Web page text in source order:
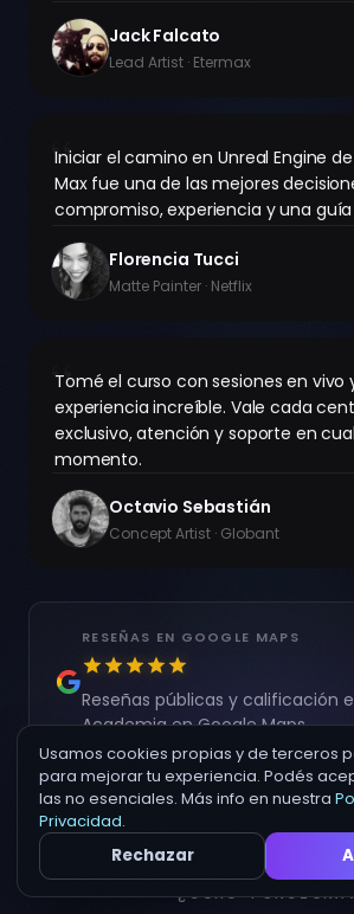
Jack Falcato
Lead Artist · Etermax
“
Iniciar el camino en Unreal Engine
Max fue una de las mejores
compromiso, experiencia y una
Florencia Tucci
Matte Painter · Netflix
“
Tomé el curso con sesiones en vivo
experiencia increíble. Vale cada
exclusivo, atención y soporte en
momento.
Octavio Sebastián
Concept Artist · Globant
RESEÑAS EN GOOGLE MAPS
Reseñas públicas y calificación
Academia en Google Maps.
Ver en Google Maps
¿CÓMO
Continuar →
Usamos cookies propias y de terceros
para mejorar tu experiencia. Podés
las no esenciales. Más info en nuestra
Privacidad.
Rechazar